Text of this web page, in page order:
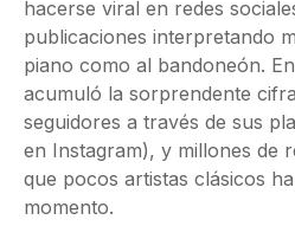
hacerse viral en redes
publicaciones interpretando
piano como al bandoneón.
acumuló la sorprendente
seguidores a través de sus
en Instagram), y millones de
que pocos artistas clásicos
momento.